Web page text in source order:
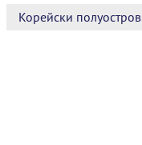
Корейски полуостров